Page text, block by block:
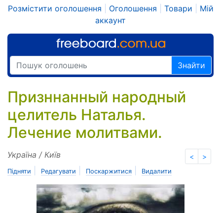
Розмістити оголошення Оголошення Товари
Мій
аккаунт
Знайти
Призннанный народный
целитель Наталья.
Лечение молитвами.
< >
Україна / Київ
Підняти Редагувати Поскаржитися Видалити